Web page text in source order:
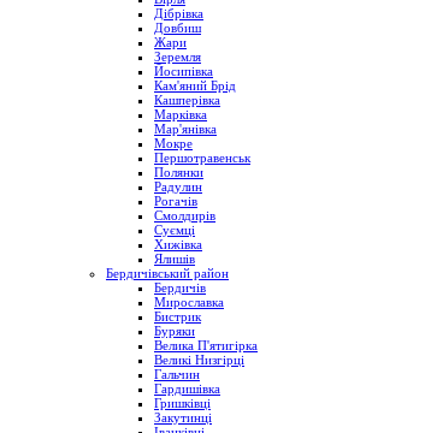
Дібрівка
Довбиш
Жари
Зеремля
Йосипівка
Кам'яний Брід
Кашперівка
Марківка
Мар'янівка
Мокре
Першотравенськ
Полянки
Радулин
Рогачів
Смолдирів
Суємці
Хижівка
Ялишів
Бердичівський район
Бердичів
Мирославка
Бистрик
Буряки
Велика П'ятигірка
Великі Низгірці
Гальчин
Гардишівка
Гришківці
Закутинці